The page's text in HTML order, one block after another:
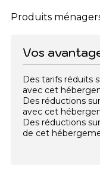
Produits
Vos
Des tarifs réduits
avec cet
Des réductions
avec cet
Des réductions
de cet